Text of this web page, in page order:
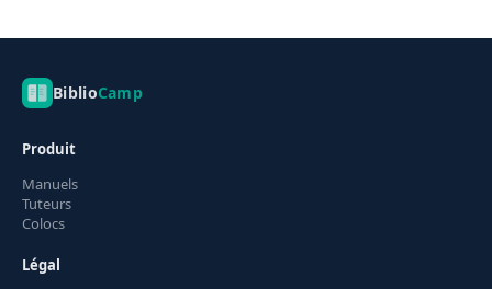
BiblioCamp
Produit
Manuels
Tuteurs
Colocs
Légal